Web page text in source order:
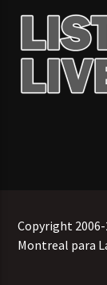
Copyright 2006-
Montreal para